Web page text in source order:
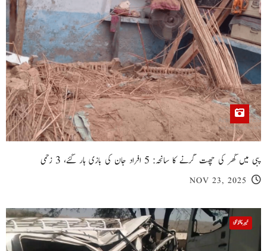
پبی میں گھر کی چھت گرنے کا سانحہ: 5 افراد جان کی بازی ہار گئے، 3 زخمی
NOV 23, 2025
خیبر پختونخوا